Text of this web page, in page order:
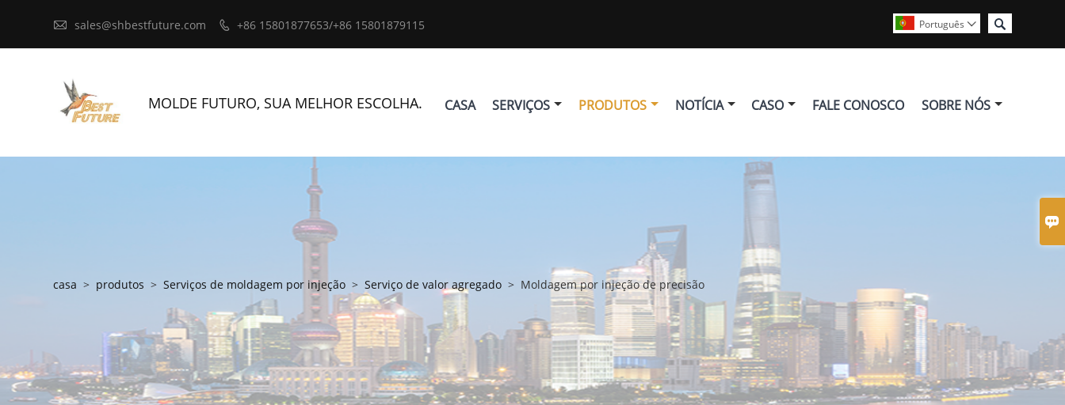

 sales@shbestfuture.com  +86 15801877653/+86 15801879115 
Português 
CASA SERVIÇOS PRODUTOS NOTÍCIA CASO FALE CONOSCO SOBRE NÓS
MOLDE FUTURO, SUA MELHOR ESCOLHA.
casa > produtos > Serviços de moldagem por injeção > Serviço de valor agregado > Moldagem por injeção de precisão